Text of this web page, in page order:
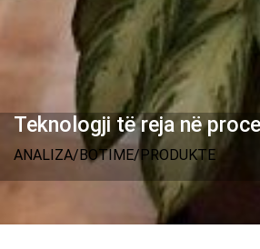
Teknologji të reja në
ANALIZA/BOTIME/PRODUKTE